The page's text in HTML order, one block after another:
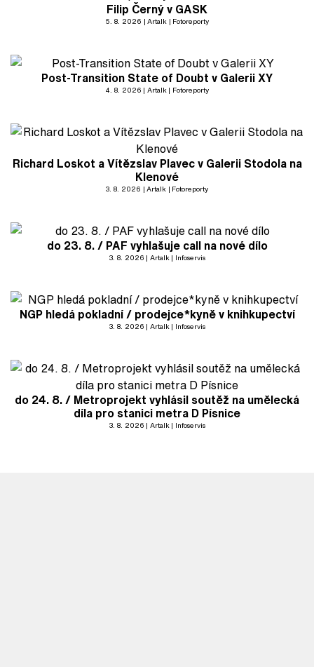
Filip Černý v GASK
5. 8. 2026 Artalk Fotoreporty
Post-Transition State of Doubt v Galerii XY
4. 8. 2026 Artalk Fotoreporty
Richard Loskot a Vítězslav Plavec v Galerii Stodola na
Klenové
3. 8. 2026 Artalk Fotoreporty
do 23. 8. / PAF vyhlašuje call na nové dílo
3. 8. 2026 Artalk Infoservis
NGP hledá pokladní / prodejce*kyně v knihkupectví
3. 8. 2026 Artalk Infoservis
do 24. 8. / Metroprojekt vyhlásil soutěž na umělecká
díla pro stanici metra D Písnice
3. 8. 2026 Artalk Infoservis